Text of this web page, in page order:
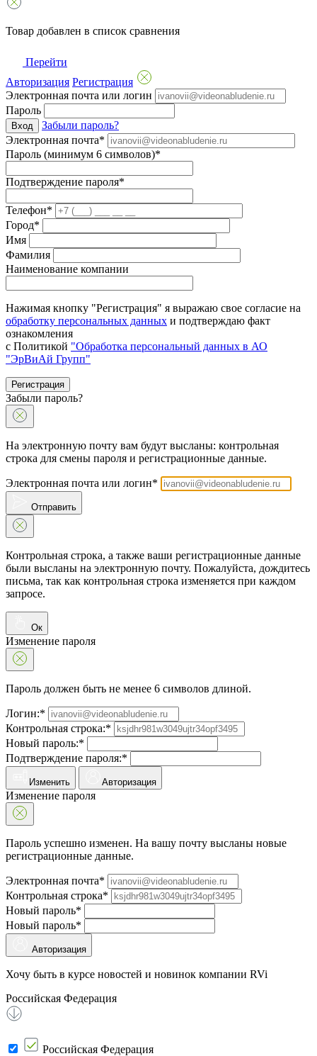
Товар добавлен в список сравнения
Перейти
Авторизация Регистрация
Электронная почта или логин
Пароль
Вход
Забыли пароль?
Электронная почта*
Пароль (минимум 6 символов)*
Подтверждение пароля*
Телефон*
Город*
Имя
Фамилия
Наименование компании
Нажимая кнопку "Регистрация" я выражаю свое согласие на
обработку персональных данных и подтверждаю факт
ознакомления
с Политикой "Обработка персональный данных в АО
"ЭрВиАй Групп"
Регистрация
Забыли пароль?
На электронную почту вам будут высланы: контрольная
строка для смены пароля и регистрационные данные.
Электронная почта или логин*
Отправить
Контрольная строка, а также ваши регистрационные данные
были высланы на электронную почту. Пожалуйста, дождитесь
письма, так как контрольная строка изменяется при каждом
запросе.
Ок
Изменение пароля
Пароль должен быть не менее 6 символов длиной.
Логин:*
Контрольная строка:*
Новый пароль:*
Подтверждение пароля:*
Изменить Авторизация
Изменение пароля
Пароль успешно изменен. На вашу почту высланы новые
регистрационные данные.
Электронная почта*
Контрольная строка*
Новый пароль*
Новый пароль*
Авторизация
Хочу быть в курсе новостей и новинок компании RVi
Российская Федерация
Российская Федерация